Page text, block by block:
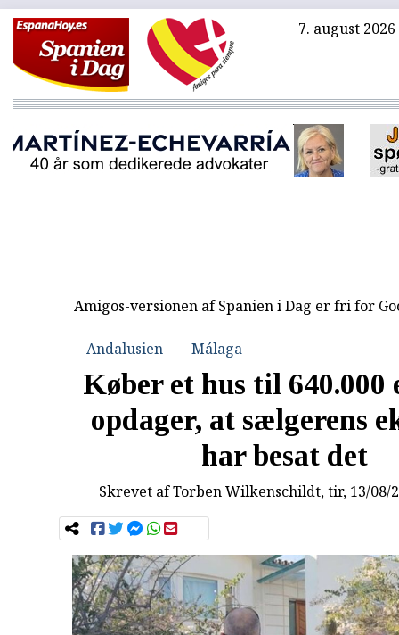
7. august 2026
Amigos-versionen af Spanien i Dag er fri for
Andalusien Málaga
Køber et hus til 640.000
opdager, at sælgerens
har besat det
Skrevet afTorben Wilkenschildt, tir, 13/08/